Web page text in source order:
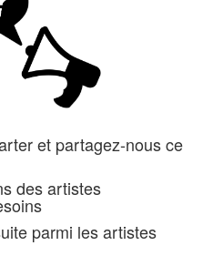
et partagez-nous ce
des artistes
parmi les artistes